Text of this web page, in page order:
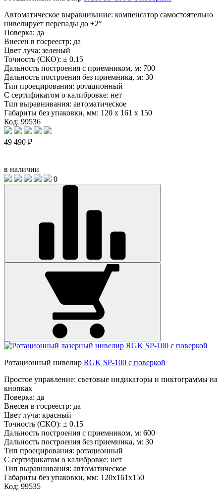
Автоматическое выравнивание: компенсатор самостоятельно
нивелирует перепады до ±2°
Поверка: да
Внесен в госреестр: да
Цвет луча: зеленый
Точность (СКО): ± 0.15
Дальность построения с приемником, м: 700
Дальность построения без приемника, м: 30
Тип проецирования: ротационный
С сертификатом о калибровке: нет
Тип выравнивания: автоматическое
Габариты без упаковки, мм: 120 x 161 x 150
Код: 99536
49 490 ₽
в наличии
0
Ротационный нивелир RGK SP-100 с поверкой
Простое управление: световые индикаторы и пиктограммы на
кнопках
Поверка: да
Внесен в госреестр: да
Цвет луча: красный
Точность (СКО): ± 0.15
Дальность построения с приемником, м: 600
Дальность построения без приемника, м: 30
Тип проецирования: ротационный
С сертификатом о калибровке: нет
Тип выравнивания: автоматическое
Габариты без упаковки, мм: 120x161x150
Код: 99535